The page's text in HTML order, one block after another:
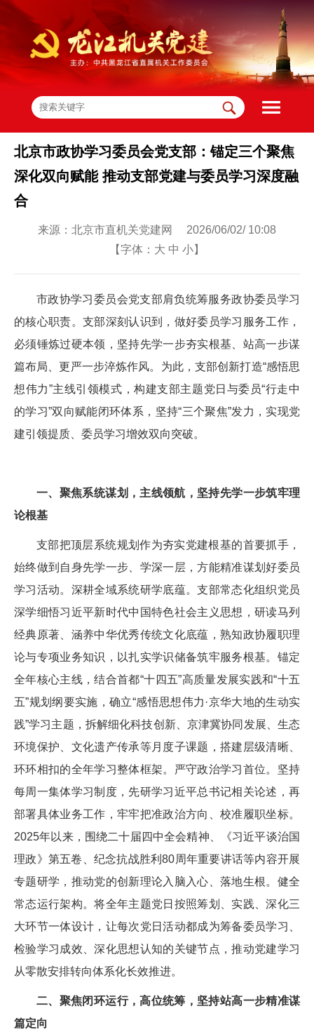
北京市政协学习委员会党支部：锚定三个聚焦
深化双向赋能 推动支部党建与委员学习深度融
合
来源：北京市直机关党建网 2026/06/02/ 10:08
【字体： 大 中 小】
市政协学习委员会党支部肩负统筹服务政协委员学习
的核心职责。支部深刻认识到，做好委员学习服务工作，
必须锤炼过硬本领，坚持先学一步夯实根基、站高一步谋
篇布局、更严一步淬炼作风。为此，支部创新打造“感悟思
想伟力”主线引领模式，构建支部主题党日与委员“行走中
的学习”双向赋能闭环体系，坚持“三个聚焦”发力，实现党
建引领提质、委员学习增效双向突破。
一、聚焦系统谋划，主线领航，坚持先学一步筑牢理
论根基
支部把顶层系统规划作为夯实党建根基的首要抓手，
始终做到自身先学一步、学深一层，方能精准谋划好委员
学习活动。深耕全域系统研学底蕴。支部常态化组织党员
深学细悟习近平新时代中国特色社会主义思想，研读马列
经典原著、涵养中华优秀传统文化底蕴，熟知政协履职理
论与专项业务知识，以扎实学识储备筑牢服务根基。锚定
全年核心主线，结合首都“十四五”高质量发展实践和“十五
五”规划纲要实施，确立“感悟思想伟力·京华大地的生动实
践”学习主题，拆解细化科技创新、京津冀协同发展、生态
环境保护、文化遗产传承等月度子课题，搭建层级清晰、
环环相扣的全年学习整体框架。严守政治学习首位。坚持
每周一集体学习制度，先研学习近平总书记相关论述，再
部署具体业务工作，牢牢把准政治方向、校准履职坐标。
2025年以来，围绕二十届四中全会精神、《习近平谈治国
理政》第五卷、纪念抗战胜利80周年重要讲话等内容开展
专题研学，推动党的创新理论入脑入心、落地生根。健全
常态运行架构。将全年主题党日按照筹划、实践、深化三
大环节一体设计，让每次党日活动都成为筹备委员学习、
检验学习成效、深化思想认知的关键节点，推动党建学习
从零散安排转向体系化长效推进。
二、聚焦闭环运行，高位统筹，坚持站高一步精准谋
篇定向